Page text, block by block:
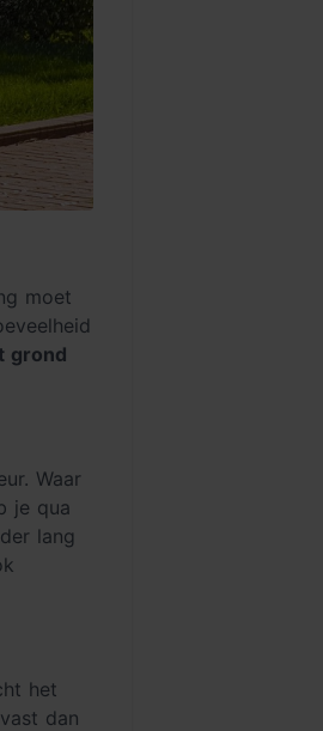
moet
grond
Waar
je qua
lang
het
dan